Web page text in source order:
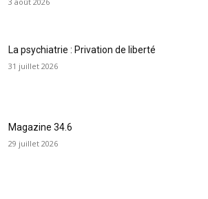
La psychiatrie : Privation de liberté
31 juillet 2026
Magazine 34.6
29 juillet 2026